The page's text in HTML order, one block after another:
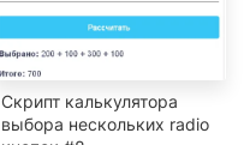
Скрипт калькулятора
выбора нескольких radio